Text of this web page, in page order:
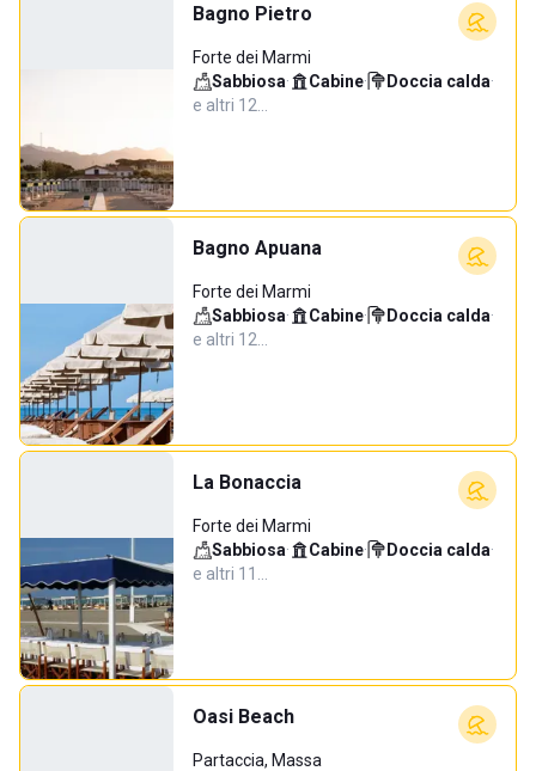
Bagno Pietro
Forte dei Marmi
Sabbiosa· Cabine· Doccia calda·
e altri 12…
Bagno Apuana
Forte dei Marmi
Sabbiosa· Cabine· Doccia calda·
e altri 12…
La Bonaccia
Forte dei Marmi
Sabbiosa· Cabine· Doccia calda·
e altri 11…
Oasi Beach
Partaccia, Massa